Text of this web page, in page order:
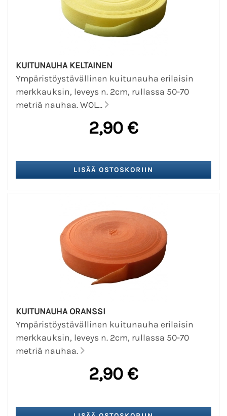
KUITUNAUHA KELTAINEN
Ympäristöystävällinen kuitunauha erilaisin
merkkauksin, leveys n. 2cm, rullassa 50-70
metriä nauhaa. WOL...
2,90 €
KUITUNAUHA ORANSSI
Ympäristöystävällinen kuitunauha erilaisin
merkkauksin, leveys n. 2cm, rullassa 50-70
metriä nauhaa.
2,90 €